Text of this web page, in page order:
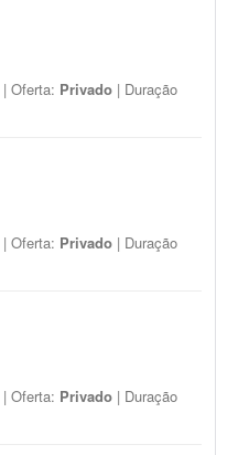
| Oferta: Privado | Duração
| Oferta: Privado | Duração
| Oferta: Privado | Duração